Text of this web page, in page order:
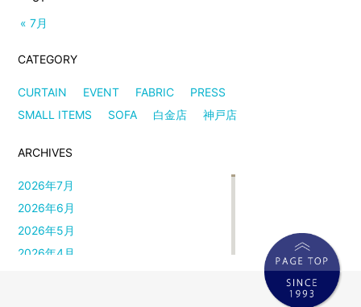
« 7月
CATEGORY
CURTAIN EVENT FABRIC
PRESS
SMALL ITEMS
SOFA 白金店 神戸店
ARCHIVES
2026年7月
2026年6月
2026年5月
2026年4月